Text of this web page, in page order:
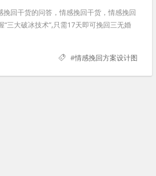
回干货的问答，情感挽回干货，情感挽回
三大破冰技术”,只需17天即可挽回三无婚
#情感挽回方案设计图